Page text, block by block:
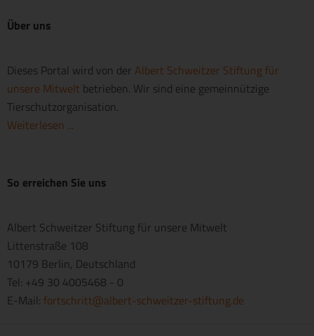
Über uns
Dieses Portal wird von der Albert Schweitzer Stiftung für
unsere Mitwelt betrieben. Wir sind eine gemeinnützige
Tierschutzorganisation.
Weiterlesen ...
So erreichen Sie uns
Albert Schweitzer Stiftung für unsere Mitwelt
Littenstraße 108
10179 Berlin, Deutschland
Tel: +49 30 4005468 - 0
E-Mail: fortschritt@albert-schweitzer-stiftung.de